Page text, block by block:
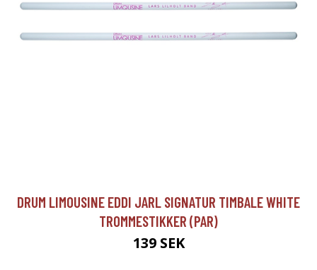
DRUM LIMOUSINE EDDI JARL SIGNATUR TIMBALE WHITE
TROMMESTIKKER (PAR)
139 SEK